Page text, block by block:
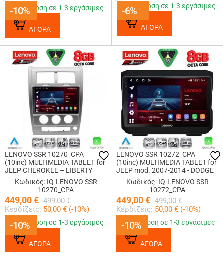
-10%
-10%
Παράδοση σε 1-3 εργάσιμες
ΑΓΟΡΑ
-6%
-6%
Παράδοση σε 1-3 εργάσιμες
ΑΓΟΡΑ
-10%
LENOVO SSR 10270_CPA
(10inc) MULTIMEDIA TABLET for
JEEP CHEROKEE – LIBERTY
mod. 2007-2014
Κωδικός: IQ-LENOVO SSR
10270_CPA
449,00€ 499,00 €
Κερδίζεις: 50,00 € (-10%)
-10%
Παράδοση σε 1-3 εργάσιμες
ΑΓΟΡΑ
-10%
LENOVO SSR 10272_CPA
(10inc) MULTIMEDIA TABLET for
JEEP mod. 2007-2014 - DODGE
mod. 2007-2014
Κωδικός: IQ-LENOVO SSR
10272_CPA
449,00€ 499,00 €
Κερδίζεις: 50,00 € (-10%)
-10%
Παράδοση σε 1-3 εργάσιμες
ΑΓΟΡΑ